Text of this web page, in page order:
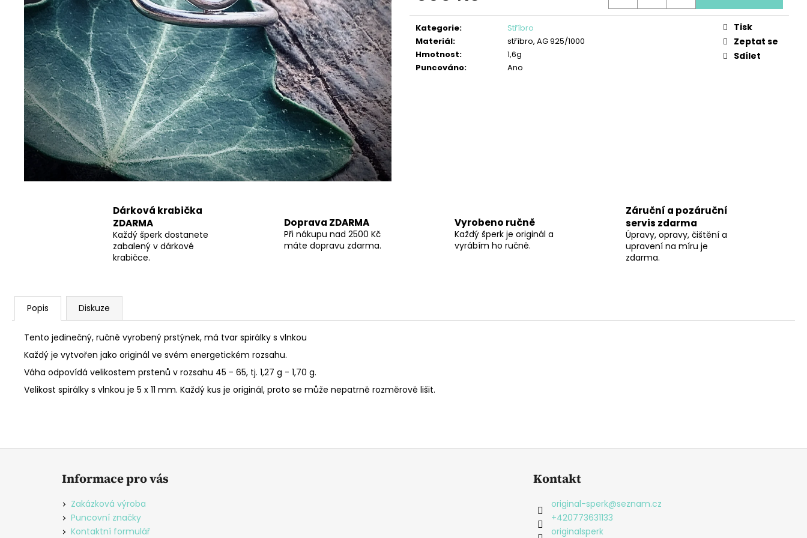
cena:
Kategorie:
Stříbro
Materiál:
stříbro, AG 925/1000
Hmotnost:
1,6g
Puncováno: Ano
Tisk
Zeptat se
Sdílet
Dárková krabička
ZDARMA
Každý šperk dostanete
zabalený v dárkové
krabičce.
Doprava ZDARMA
Při nákupu nad 2500 Kč
máte dopravu zdarma.
Vyrobeno ručně
Každý šperk je originál a
vyrábím ho ručně.
Záruční a pozáruční
servis zdarma
Úpravy, opravy, čištění a
upravení na míru je
zdarma.
Popis Diskuze
Tento jedinečný, ručně vyrobený prstýnek, má tvar spirálky s vlnkou
Každý je vytvořen jako originál ve svém energetickém rozsahu.
Váha odpovídá velikostem prstenů v rozsahu 45 - 65, tj. 1,27 g - 1,70 g.
Velikost spirálky s vlnkou je 5 x 11 mm. Každý kus je originál, proto se může nepatrně rozměrově lišit.
ŘETÍZEK ANKR
350 Kč
PŘÍVĚŠEK SRDÍČKO FILIGRÁN
690 Kč
PŘÍVĚSEK ANDĚL LÁSKY
850 Kč
Z
Informace pro vás
Zakázková výroba
Puncovní značky
Kontaktní formulář
Kontakt
original-sperk@seznam.cz
+420773631133
originalsperk